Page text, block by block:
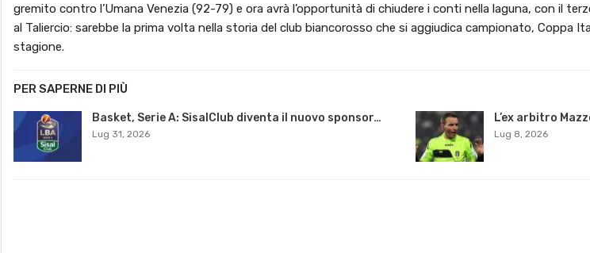
gremito contro l’Umana Venezia (92-79) e ora avrà l’opportunità di chiudere i conti nella laguna, con il
al Taliercio: sarebbe la prima volta nella storia del club biancorosso che si aggiudica campionato, Coppa
stagione.
PER SAPERNE DI PIÙ
Basket, Serie A: SisalClub diventa il nuovo sponsor…
Lug 31, 2026
L’ex arbitro
Lug 8, 2026